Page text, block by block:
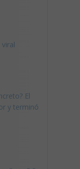
El
y terminó